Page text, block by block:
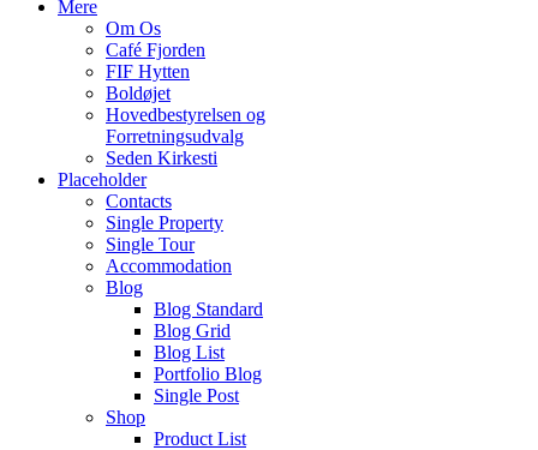
Mere
Om Os
Café Fjorden
FIF Hytten
Boldøjet
Hovedbestyrelsen og
Forretningsudvalg
Seden Kirkesti
Placeholder
Contacts
Single Property
Single Tour
Accommodation
Blog
Blog Standard
Blog Grid
Blog List
Portfolio Blog
Single Post
Shop
Product List